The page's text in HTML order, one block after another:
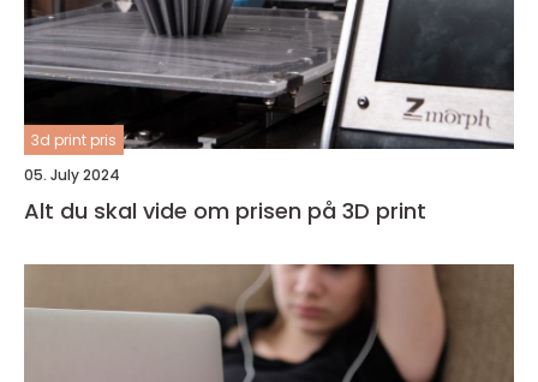
3d print pris
05. July 2024
Alt du skal vide om prisen på 3D print